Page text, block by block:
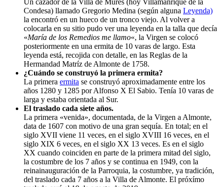
Un cazador de la Villa de Mures (hoy Villamanrique de la
Condesa) llamado Gregorio Medina (según alguna Leyenda)
la encontró en un hueco de un tronco viejo. Al volver a
colocarla en su sitio pudo ver una leyenda en la talla que decía
«María de los Remedios me llamo«, la Virgen se colocó
posteriormente en una ermita de 10 varas de largo. Esta
leyenda está, recojida con detalle, en las Reglas de la
Hermandad Matríz de Almonte de 1758.
¿Cuándo se construyó la primera ermita?
La primera ermita se construyó aproximadamente entre los
años 1280 y 1285 por Alfonso X El Sabio. Tenía 10 varas de
larga y estaba orientada al Sur.
El traslado cada siete años.
La primera «venida», documentada, de la Virgen a Almonte,
data de 1607 con motivo de una gran sequía. En total; en el
siglo XVII viene 11 veces, en el siglo XVIII 16 veces, en el
siglo XIX 6 veces, en el siglo XX 13 veces. Es en el siglo
XX cuando coinciden en parte de la primera mitad del siglo,
la costumbre de los 7 años y se continua en 1949, con la
reinainauguración de la Parroquia, la costumbre, ya tradición,
del traslado cada 7 años a la Villa de Almonte. El próxímo